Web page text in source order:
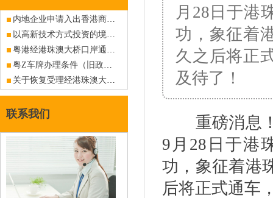
内地企业申请入出香港商务车深港FV车牌指标
以高新技术方式投资的境外商户申请香港入出内地商务车深港粤Z车牌指标
粤港经港珠澳大桥口岸通行入境商务车辆备案（粤Z车牌备案）指引
粤Z车牌办理条件（旧政策已作废，仅供查阅）
关于恢复受理经港珠澳大桥口岸入出香港的内地商务车辆指标（FV车牌）申请的公告
联系我们
月28日于港
功，象征着
久之后将正
及待了！
重磅消息！
9月28日于港
功，象征着港
后将正式通车